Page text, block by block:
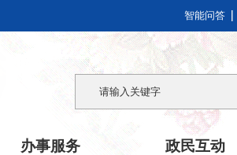
智能问答
办事服务 政民互动